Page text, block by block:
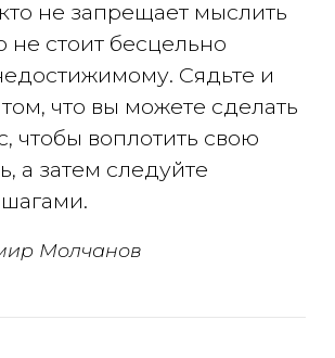
не запрещает мыслить
не стоит бесцельно
Сядьте и
что вы можете сделать
чтобы воплотить свою
а затем следуйте
Молчанов